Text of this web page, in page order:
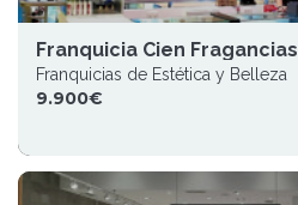
Franquicia Cien Fragancias
Franquicias de Estética y Belleza
9.900€